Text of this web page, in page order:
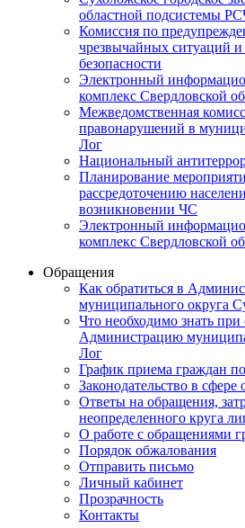
областной подсистемы
Комиссия по
чрезвычайных ситуаций
безопасности
Электронный
комплекс Cвердловской
Межведомственная
правонарушений в
Лог
Национальный
Планирование
рассредоточению
возникновении ЧС
Электронный
комплекс Свердловской
Обращения
Как обратиться в
муниципального округа
Что необходимо знать
Администрацию
Лог
График приема граждан
Законодательство в
Ответы на обращения,
неопределенного круга
О работе с обращениями
Порядок обжалования
Отправить письмо
Личный кабинет
Прозрачность
Контакты